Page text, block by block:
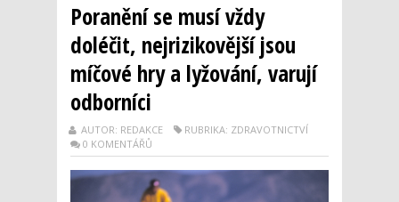
Poranění se musí vždy
doléčit, nejrizikovější jsou
míčové hry a lyžování, varují
odborníci
AUTOR: REDAKCE
RUBRIKA: ZDRAVOTNICTVÍ
0 KOMENTÁŘŮ